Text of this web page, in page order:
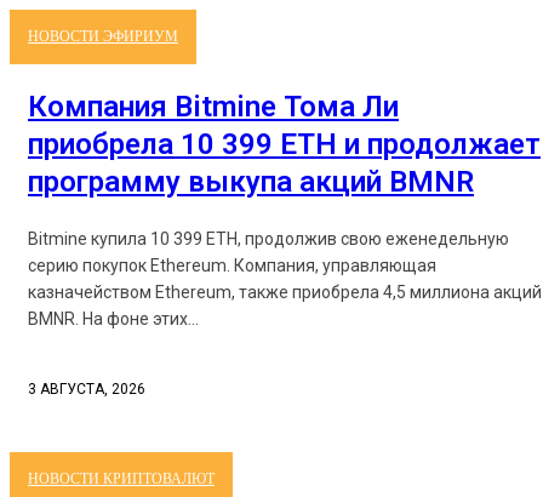
НОВОСТИ ЭФИРИУМ
Компания Bitmine Тома Ли
приобрела 10 399 ETH и продолжает
программу выкупа акций BMNR
Bitmine купила 10 399 ETH, продолжив свою еженедельную
серию покупок Ethereum. Компания, управляющая
казначейством Ethereum, также приобрела 4,5 миллиона акций
BMNR. На фоне этих...
3 АВГУСТА, 2026
НОВОСТИ КРИПТОВАЛЮТ